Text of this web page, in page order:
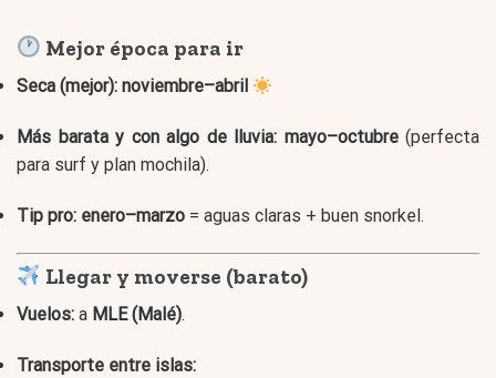
Mejor época para ir
Seca (mejor): noviembre–abril
Más barata y con algo de lluvia: mayo–octubre(perfecta
para surf y plan mochila).
Tip pro: enero–marzo = aguas claras + buen snorkel.
Llegar y moverse (barato)
Vuelos: a MLE (Malé).
Transporte entre islas: